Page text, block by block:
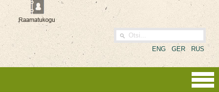
ENG GER RUS